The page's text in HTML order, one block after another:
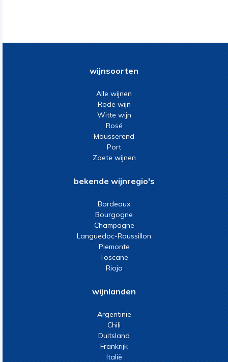
wijnsoorten
Alle wijnen
Rode wijn
Witte wijn
Rosé
Mousserend
Port
Zoete wijnen
bekende wijnregio's
Bordeaux
Bourgogne
Champagne
Languedoc-Roussillon
Piemonte
Toscane
Rioja
wijnlanden
Argentinië
Chili
Duitsland
Frankrijk
Italië